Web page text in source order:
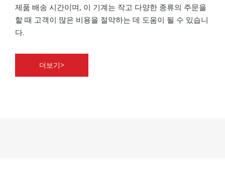
제품 배송 시간이며, 이 기계는 작고 다양한 종류의 주문을
할 때 고객이 많은 비용을 절약하는 데 도움이 될 수 있습니
다.
더보기>